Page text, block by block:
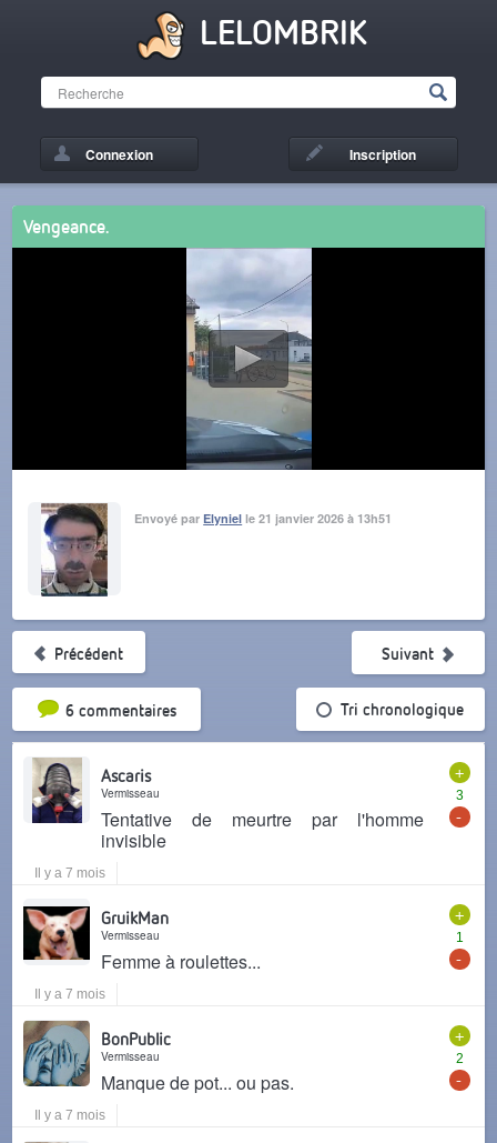
LELOMBRIK
Connexion Inscription
Vengeance.
Envoyé par Elyniel le 21 janvier 2026 à 13h51
Précédent
6 commentairesTri par popularité Tri chronologique
Suivant
+
3
-
Ascaris
Vermisseau
Tentative de meurtre par l'homme
invisible
Il y a 7 mois
+
1
-
GruikMan
Vermisseau
Femme à roulettes...
Il y a 7 mois
+
2
-
BonPublic
Vermisseau
Manque de pot... ou pas.
Il y a 7 mois